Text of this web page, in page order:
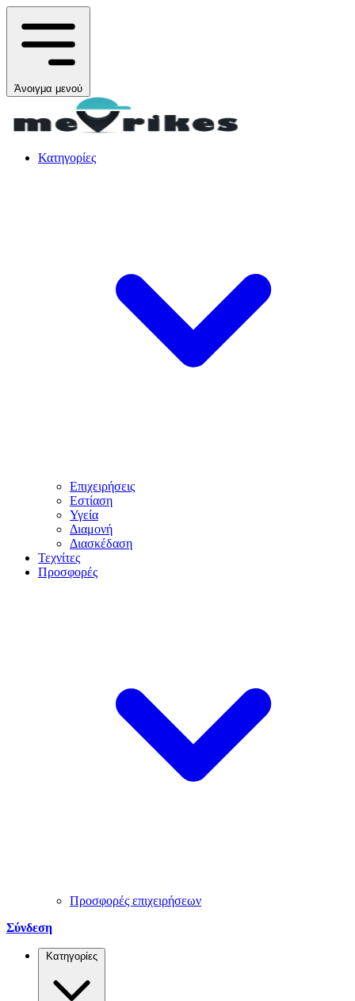
Άνοιγμα μενού
Κατηγορίες
Επιχειρήσεις
Εστίαση
Υγεία
Διαμονή
Διασκέδαση
Τεχνίτες
Προσφορές
Προσφορές επιχειρήσεων
Σύνδεση
Κατηγορίες